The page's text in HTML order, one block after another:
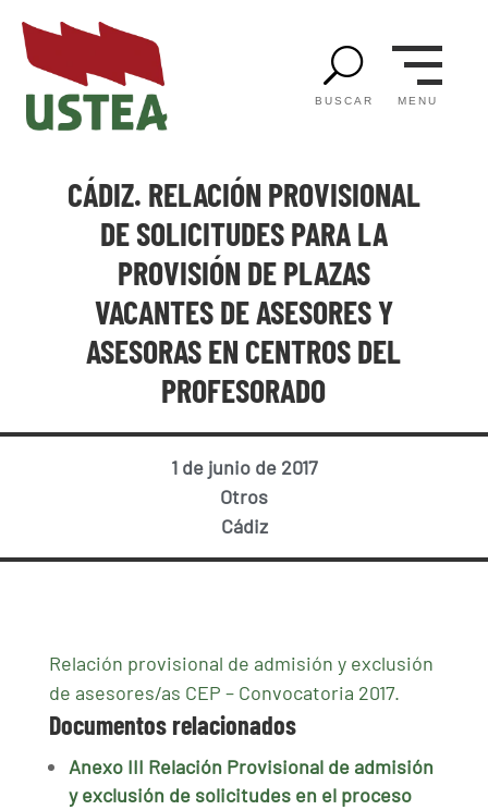
U
BUSCAR MENU
CÁDIZ. RELACIÓN PROVISIONAL
DE SOLICITUDES PARA LA
PROVISIÓN DE PLAZAS
VACANTES DE ASESORES Y
ASESORAS EN CENTROS DEL
PROFESORADO
1 de junio de 2017
Otros
Cádiz
Relación provisional de admisión y exclusión
de asesores/as CEP – Convocatoria 2017.
Documentos relacionados
Anexo III Relación Provisional de admisión
y exclusión de solicitudes en el proceso